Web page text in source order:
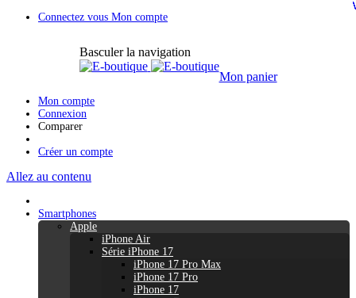
Connectez vous Mon compte
Basculer la navigation
Mon panier
Mon compte
Connexion
Comparer
Créer un compte
Allez au contenu
Smartphones
Apple
iPhone Air
Série iPhone 17
iPhone 17 Pro Max
iPhone 17 Pro
iPhone 17